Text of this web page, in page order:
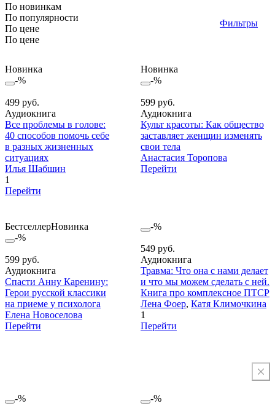
По новинкам
По популярности
По цене
По цене
Фильтры
Новинка
-%
499 руб.
Аудиокнига
Все проблемы в голове:
40 способов помочь себе
в разных жизненных
ситуациях
Илья Шабшин
1
Перейти
Новинка
-%
599 руб.
Аудиокнига
Культ красоты: Как общество
заставляет женщин изменять
свои тела
Анастасия Торопова
Перейти
БестселлерНовинка
-%
599 руб.
Аудиокнига
Спасти Анну Каренину:
Герои русской классики
на приеме у психолога
Елена Новоселова
Перейти
-%
549 руб.
Аудиокнига
Травма: Что она с нами делает
и что мы можем сделать с ней.
Книга про комплексное ПТСР
Лена Фоер, Катя Климочкина
1
Перейти
-% -%